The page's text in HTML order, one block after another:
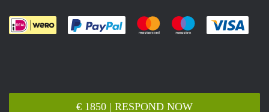
€ 1850 | RESPOND NOW
Pay easily with :payment method
Pay easily with :payment
Pay easily with